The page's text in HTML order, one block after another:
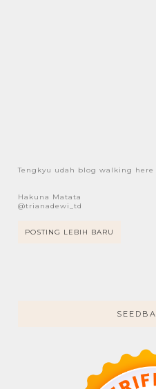
Tengkyu udah blog walking
Hakuna Matata
@trianadewi_td
POSTING LEBIH BARU